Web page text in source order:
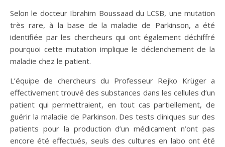
Selon le docteur Ibrahim Boussaad du LCSB, une mutation
très rare, à la base de la maladie de Parkinson, a été
identifiée par les chercheurs qui ont également déchiffré
pourquoi cette mutation implique le déclenchement de la
maladie chez le patient.
L’équipe de chercheurs du Professeur Rejko Krüger a
effectivement trouvé des substances dans les cellules d’un
patient qui permettraient, en tout cas partiellement, de
guérir la maladie de Parkinson. Des tests cliniques sur des
patients pour la production d’un médicament n’ont pas
encore été effectués, seuls des cultures en labo ont été